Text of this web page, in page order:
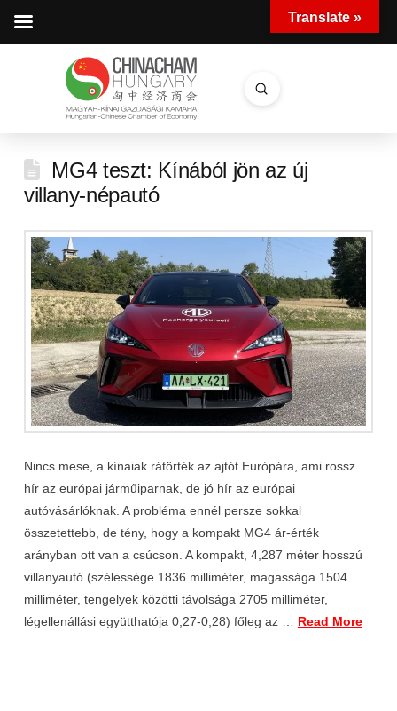
Search
Submit
MG4 teszt: Kínából jön az új
villany-népautó
Nincs mese, a kínaiak rátörték az ajtót Európára, ami rossz
hír az európai járműiparnak, de jó hír az európai
autóvásárlóknak. A probléma ennél persze sokkal
összetettebb, de tény, hogy a kompakt MG4 ár-érték
arányban ott van a csúcson. A kompakt, 4,287 méter hosszú
villanyautó (szélessége 1836 milliméter, magassága 1504
milliméter, tengelyek közötti távolsága 2705 milliméter,
légellenállási együtthatója 0,27-0,28) főleg az … Read More
Translate »